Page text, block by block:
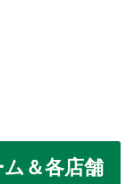
＆各店舗